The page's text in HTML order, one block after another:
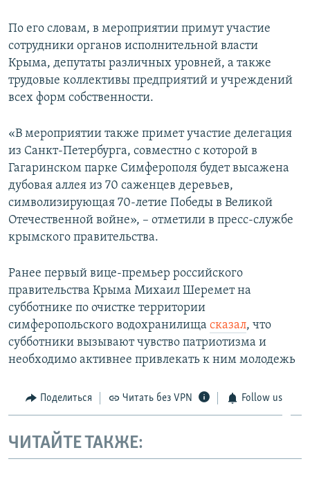
КРЫМ.НЕПОКОРЕННЫЙ
УКРАИНСКАЯ ПРОБЛЕМА КРЫМА
Все сайты RFE/RL
По его словам, в мероприятии примут участие
сотрудники органов исполнительной власти
Крыма, депутаты различных уровней, а также
трудовые коллективы предприятий и учреждений
всех форм собственности.
«В мероприятии также примет участие делегация
из Санкт-Петербурга, совместно с которой в
Гагаринском парке Симферополя будет высажена
дубовая аллея из 70 саженцев деревьев,
символизирующая 70-летие Победы в Великой
Отечественной войне», – отметили в пресс-службе
крымского правительства.
Ранее первый вице-премьер российского
правительства Крыма Михаил Шеремет на
субботнике по очистке территории
симферопольского водохранилища сказал, что
субботники вызывают чувство патриотизма и
необходимо активнее привлекать к ним молодежь
Поделиться Читать без VPN Follow us
ЧИТАЙТЕ ТАКЖЕ: